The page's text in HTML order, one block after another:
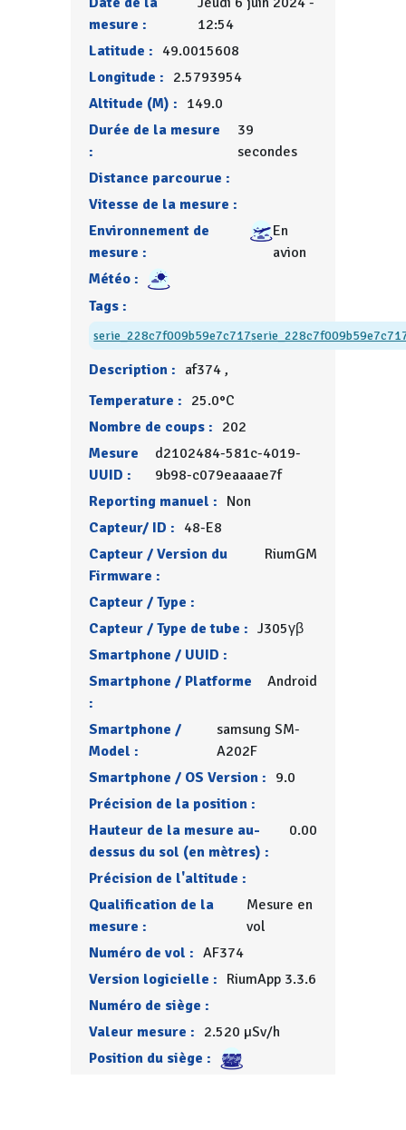
mesure :
12:54
Latitude : 49.0015608
Longitude : 2.5793954
Altitude (M) : 149.0
Durée de la mesure
:
39
secondes
Distance parcourue :
Vitesse de la mesure :
Environnement de
mesure :
En
avion
Météo :
Tags :
serie_228c7f009b59e7c717
Description : af374 ,
Temperature : 25.0°C
Nombre de coups : 202
Mesure
UUID :
d2102484-581c-4019-
9b98-c079eaaaae7f
Reporting manuel : Non
Capteur/ ID : 48-E8
Capteur / Version du
Firmware :
RiumGM
Capteur / Type :
Capteur / Type de tube : J305γβ
Smartphone / UUID :
Smartphone / Platforme
:
Android
Smartphone /
Model :
samsung SM-
A202F
Smartphone / OS Version : 9.0
Précision de la position :
Hauteur de la mesure au-
dessus du sol (en mètres) :
0.00
Précision de l'altitude :
Qualification de la
mesure :
Mesure en
vol
Numéro de vol : AF374
Version logicielle : RiumApp 3.3.6
Numéro de siège :
Valeur mesure : 2.520 µSv/h
Position du siège :